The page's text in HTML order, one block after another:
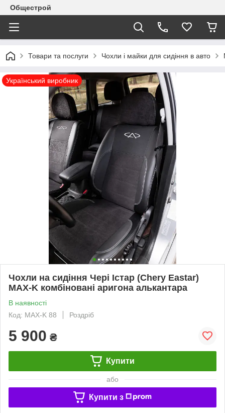
Общестрой
Товари та послуги Чохли і майки для сидіння в авто
Український виробник
Чохли на сидіння Чері Істар (Chery Eastar)
MAX-K комбіновані аригона алькантара
В наявності
Код: MAX-K 88
Роздріб
5 900 ₴
Купити
або
Купити з